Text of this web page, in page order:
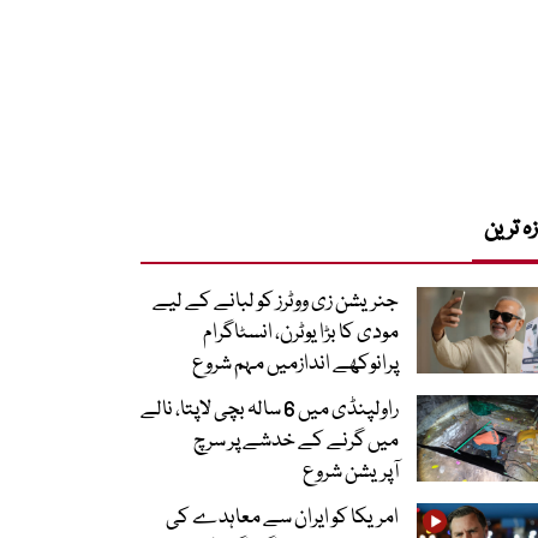
ترین
جنریشن زی ووٹرز کو لبانے کے لیے
مودی کا بڑا یوٹرن، انسٹاگرام
پرانوکھے اندازمیں مہم شروع
راولپنڈی میں 6 سالہ بچی لاپتا، نالے
میں گرنے کے خدشے پر سرچ
آپریشن شروع
امریکا کو ایران سے معاہدے کی